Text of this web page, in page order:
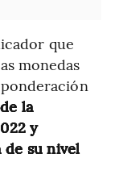
que
monedas
la
y
su nivel